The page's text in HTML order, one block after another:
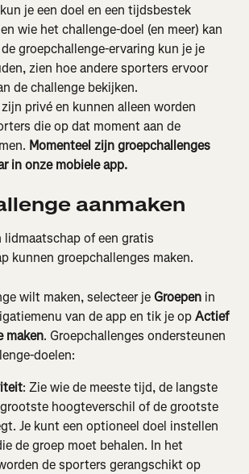
je een doel en een tijdsbestek
wie het challenge-doel (en meer) kan
groepchallenge-ervaring kun je je
zien hoe andere sporters ervoor
de challenge bekijken.
privé en kunnen alleen worden
die op dat moment aan de
Momenteel zijn groepchallenges
in onze mobiele app.
aanmaken
of een gratis
kunnen groepchallenges maken.
wilt maken, selecteer je Groepen in
van de app en tik je op Actief
maken. Groepchallenges ondersteunen
doelen:
: Zie wie de meeste tijd, de langste
hoogteverschil of de grootste
Je kunt een optioneel doel instellen
de groep moet behalen. In het
de sporters gerangschikt op